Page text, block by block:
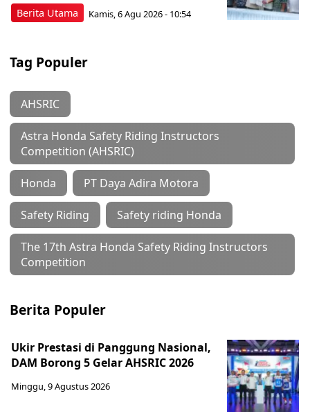
Berita Utama Kamis, 6 Agu 2026 - 10:54
Tag Populer
AHSRIC
Astra Honda Safety Riding Instructors
Competition (AHSRIC)
Honda PT Daya Adira Motora
Safety Riding Safety riding Honda
The 17th Astra Honda Safety Riding Instructors
Competition
Berita Populer
Ukir Prestasi di Panggung Nasional,
DAM Borong 5 Gelar AHSRIC 2026
Minggu, 9 Agustus 2026